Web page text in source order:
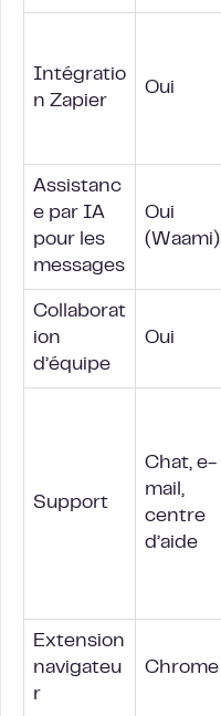
Intégratio
n Zapier
Oui
Assistanc
e par IA
pour les
messages
Oui
(Waami)
Collaborat
ion
d’équipe
Oui
Support
Chat, e-
mail,
centre
d’aide
Extension
navigateu
r
Chrome